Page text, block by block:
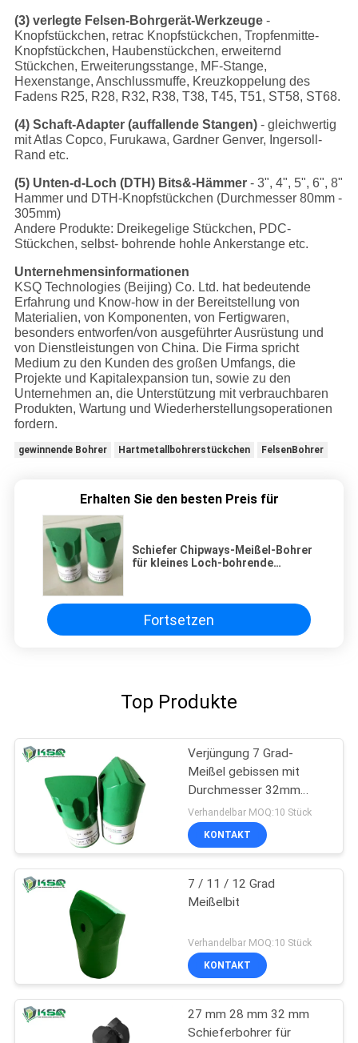
(3) verlegte Felsen-Bohrgerät-Werkzeuge -
Knopfstückchen, retrac Knopfstückchen, Tropfenmitte-
Knopfstückchen, Haubenstückchen, erweiternd
Stückchen, Erweiterungsstange, MF-Stange,
Hexenstange, Anschlussmuffe, Kreuzkoppelung des
Fadens R25, R28, R32, R38, T38, T45, T51, ST58, ST68.
(4) Schaft-Adapter (auffallende Stangen) - gleichwertig
mit Atlas Copco, Furukawa, Gardner Genver, Ingersoll-
Rand etc.
(5) Unten-d-Loch (DTH) Bits&-Hämmer - 3", 4", 5", 6", 8"
Hammer und DTH-Knopfstückchen (Durchmesser 80mm -
305mm)
Andere Produkte: Dreikegelige Stückchen, PDC-
Stückchen, selbst- bohrende hohle Ankerstange etc.
Unternehmensinformationen
KSQ Technologies (Beijing) Co. Ltd. hat bedeutende
Erfahrung und Know-how in der Bereitstellung von
Materialien, von Komponenten, von Fertigwaren,
besonders entworfen/von ausgeführter Ausrüstung und
von Dienstleistungen von China. Die Firma spricht
Medium zu den Kunden des großen Umfangs, die
Projekte und Kapitalexpansion tun, sowie zu den
Unternehmen an, die Unterstützung mit verbrauchbaren
Produkten, Wartung und Wiederherstellungsoperationen
fordern.
gewinnende Bohrer Hartmetallbohrerstückchen FelsenBohrer
Erhalten Sie den besten Preis für
Schiefer Chipways-Meißel-Bohrer
für kleines Loch-bohrende
Fortsetzen
Top Produkte
Verjüngung 7 Grad-
Meißel gebissen mit
Durchmesser 32mm
34mm 36mm 38mm
40mm 42mm
Verhandelbar MOQ:10 Stück
KONTAKT
7 / 11 / 12 Grad
Meißelbit
Verhandelbar MOQ:10 Stück
KONTAKT
27 mm 28 mm 32 mm
Schieferbohrer für